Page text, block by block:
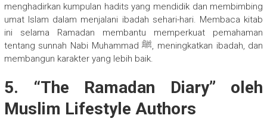
menghadirkan kumpulan hadits yang mendidik dan membimbing
umat Islam dalam menjalani ibadah sehari-hari. Membaca kitab
ini selama Ramadan membantu memperkuat pemahaman
tentang sunnah Nabi Muhammad ﷺ, meningkatkan ibadah, dan
membangun karakter yang lebih baik.
5. “The Ramadan Diary” oleh
Muslim Lifestyle Authors